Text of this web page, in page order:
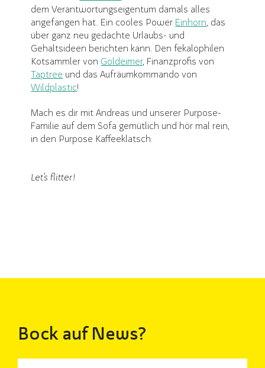
dem Verantwortungseigentum damals alles
angefangen hat. Ein cooles Power Einhorn, das
über ganz neu gedachte Urlaubs- und
Gehaltsideen berichten kann. Den fekalophilen
Kotsammler von Goldeimer, Finanzprofis von
Taptree und das Aufräumkommando von
Wildplastic!
Mach es dir mit Andreas und unserer Purpose-
Familie auf dem Sofa gemütlich und hör mal rein,
in den Purpose Kaffeeklatsch:
Let’s flitter!
Bock auf News?